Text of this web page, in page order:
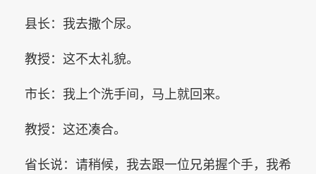
县长：我去撒个尿。
教授：这不太礼貌。
市长：我上个洗手间，马上就回来。
教授：这还凑合。
省长说：请稍候，我去跟一位兄弟握个手，我希